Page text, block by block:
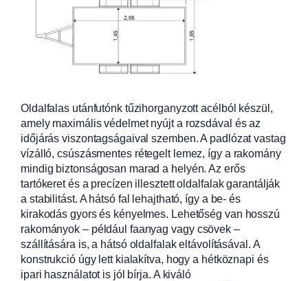
Oldalfalas utánfutónk tűzihorganyzott acélból készül,
amely maximális védelmet nyújt a rozsdával és az
időjárás viszontagságaival szemben. A padlózat vastag
vízálló, csúszásmentes rétegelt lemez, így a rakomány
mindig biztonságosan marad a helyén. Az erős
tartókeret és a precízen illesztett oldalfalak garantálják
a stabilitást. A hátsó fal lehajtható, így a be- és
kirakodás gyors és kényelmes. Lehetőség van hosszú
rakományok – például faanyag vagy csövek –
szállítására is, a hátsó oldalfalak eltávolításával. A
konstrukció úgy lett kialakítva, hogy a hétköznapi és
ipari használatot is jól bírja. A kiváló